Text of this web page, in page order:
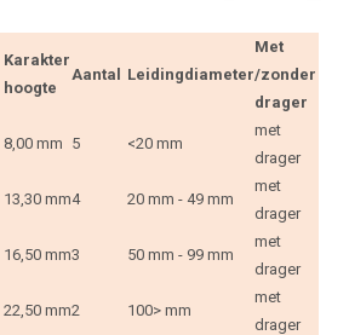
Karakter
hoogte
Aantal Leidingdiameter
Met
/zonder
drager
8,00 mm 5 <20 mm
met
drager
13,30 mm4 20 mm - 49 mm
met
drager
16,50 mm3 50 mm - 99 mm
met
drager
22,50 mm2 100> mm
met
drager